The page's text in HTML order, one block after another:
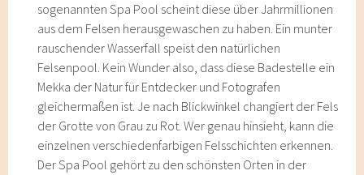
sogenannten Spa Pool scheint diese über Jahrmillionen
aus dem Felsen herausgewaschen zu haben. Ein munter
rauschender Wasserfall speist den natürlichen
Felsenpool. Kein Wunder also, dass diese Badestelle ein
Mekka der Natur für Entdecker und Fotografen
gleichermaßen ist. Je nach Blickwinkel changiert der Fels
der Grotte von Grau zu Rot. Wer genau hinsieht, kann die
einzelnen verschiedenfarbigen Felsschichten erkennen.
Der Spa Pool gehört zu den schönsten Orten in der